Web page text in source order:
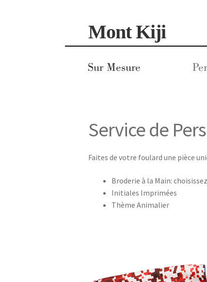
Aller
à
la
navigation
Aller
au
contenu
Mont Kiji
Sur Mesure
Service de
Faites de votre foulard une pièce
Broderie à la Main:
Initiales Imprimées
Thème Animalier